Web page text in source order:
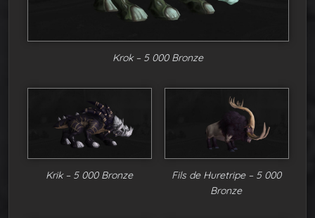
Krok – 5 000 Bronze
Krik – 5 000 Bronze
Fils de Huretripe – 5 000
Bronze